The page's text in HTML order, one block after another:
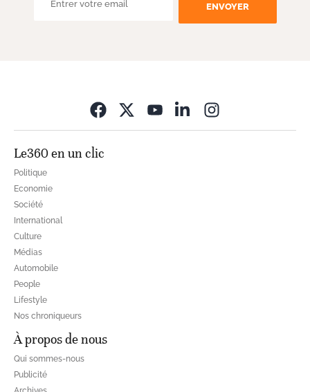
ENVOYER
Le360 en un clic
Politique
Economie
Société
International
Culture
Médias
Automobile
People
Lifestyle
Nos chroniqueurs
À propos de nous
Qui sommes-nous
Publicité